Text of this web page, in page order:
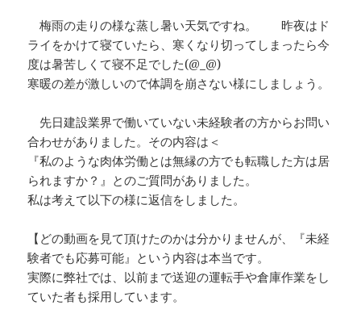
梅雨の走りの様な蒸し暑い天気ですね。 昨夜はド
ライをかけて寝ていたら、寒くなり切ってしまったら今
度は暑苦しくて寝不足でした(@_@)
寒暖の差が激しいので体調を崩さない様にしましょう。
先日建設業界で働いていない未経験者の方からお問い
合わせがありました。その内容は＜
『私のような肉体労働とは無縁の方でも転職した方は居
られますか？』とのご質問がありました。
私は考えて以下の様に返信をしました。
【どの動画を見て頂けたのかは分かりませんが、『未経
験者でも応募可能』という内容は本当です。
実際に弊社では、以前まで送迎の運転手や倉庫作業をし
ていた者も採用しています。